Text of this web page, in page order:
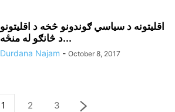
اقليتونه د سياسي ګوندونو څخه د اقليتونو
د څانګو له منځه...
Durdana Najam - October 8, 2017
1 2 3